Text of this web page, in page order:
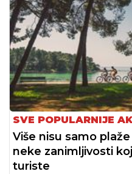
SVE POPULARNIJE
Više nisu samo
neke zanimljivosti
turiste